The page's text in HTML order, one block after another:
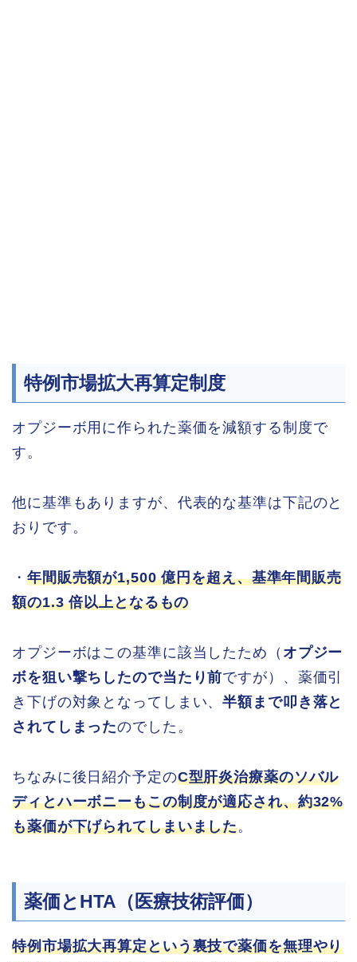
特例市場拡大再算定制度
オプジーボ用に作られた薬価を減額する制度で
す。
他に基準もありますが、代表的な基準は下記のと
おりです。
・ 年間販売額が1,500 億円を超え、基準年間販売
額の1.3 倍以上となるもの
オプジーボはこの基準に該当したため（ オプジー
ボを狙い撃ちしたので当たり前ですが）、薬価引
き下げの対象となってしまい、半額まで叩き落と
されてしまったのでした。
ちなみに後日紹介予定のC型肝炎治療薬のソバル
ディとハーボニーもこの制度が適応され、約32%
も薬価が下げられてしまいました。
薬価とHTA（医療技術評価）
特例市場拡大再算定という裏技で薬価を無理やり